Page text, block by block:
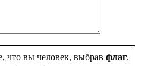
что вы человек, выбрав флаг.